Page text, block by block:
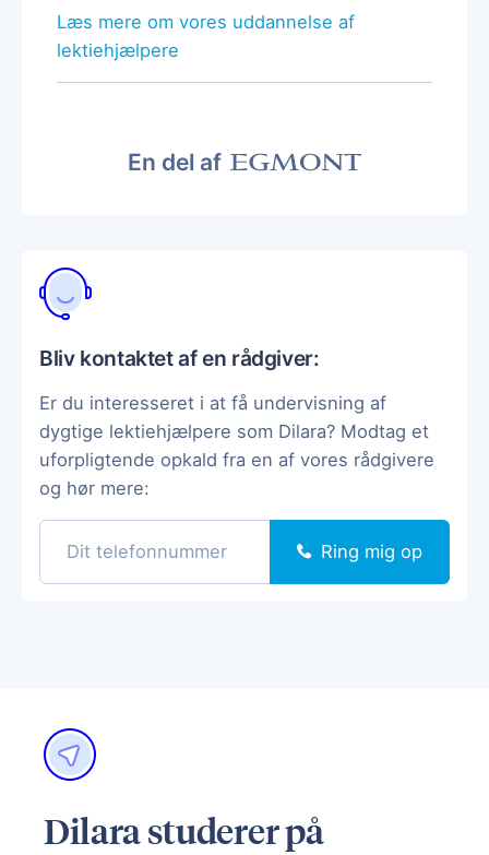
Læs mere om vores uddannelse af
lektiehjælpere
En del af
Bliv kontaktet af en rådgiver:
Er du interesseret i at få undervisning af
dygtige lektiehjælpere som Dilara? Modtag et
uforpligtende opkald fra en af vores rådgivere
og hør mere:
Ring mig op
Dilara studerer på